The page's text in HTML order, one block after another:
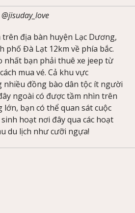
@jisuday_love
địa bàn huyện Lạc Dương,
phố Đà Lạt 12km về phía bắc.
nhất bạn phải thuê xe jeep từ
mua vé. Cả khu vực
đồng bào dân tộc ít người
ngoài có được tầm nhìn trên
lớn, bạn có thể quan sát cuộc
hoạt nơi đây qua các hoạt
du lịch như cưỡi ngựa!